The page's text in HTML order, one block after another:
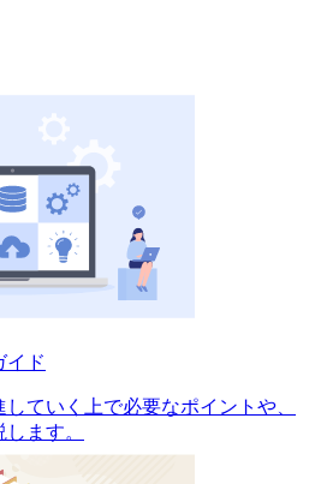
イド
ていく上で必要なポイントや、
ます。